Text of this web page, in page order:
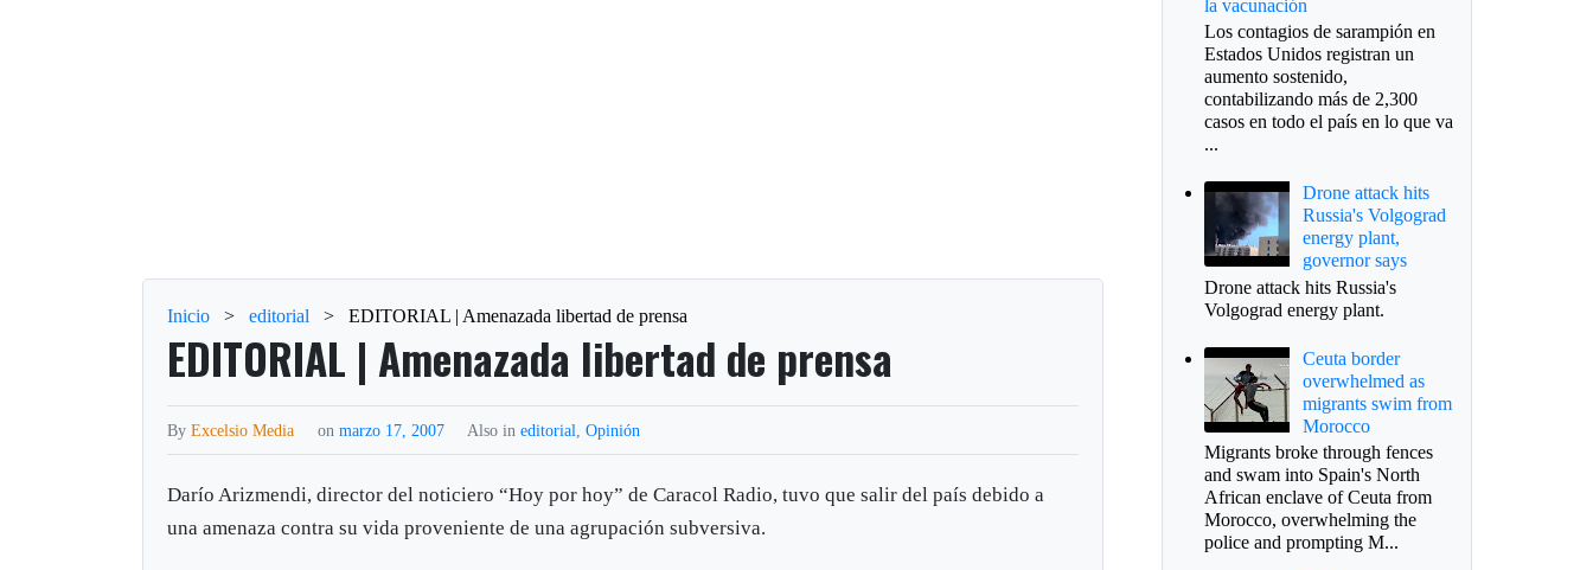
Inicio > editorial > EDITORIAL | Amenazada libertad de prensa
EDITORIAL | Amenazada libertad de prensa
ByExcelsio Media onmarzo 17, 2007 Also ineditorial ,Opinión
Darío Arizmendi, director del noticiero “Hoy por hoy” de Caracol Radio, tuvo que salir del país debido a
una amenaza contra su vida proveniente de una agrupación subversiva.
la vacunación
Los contagios de sarampión en
Estados Unidos registran un
aumento sostenido,
contabilizando más de 2,300
casos en todo el país en lo que va
...
Drone attack hits
Russia's Volgograd
energy plant,
governor says
Drone attack hits Russia's
Volgograd energy plant.
Ceuta border
overwhelmed as
migrants swim from
Morocco
Migrants broke through fences
and swam into Spain's North
African enclave of Ceuta from
Morocco, overwhelming the
police and prompting M...